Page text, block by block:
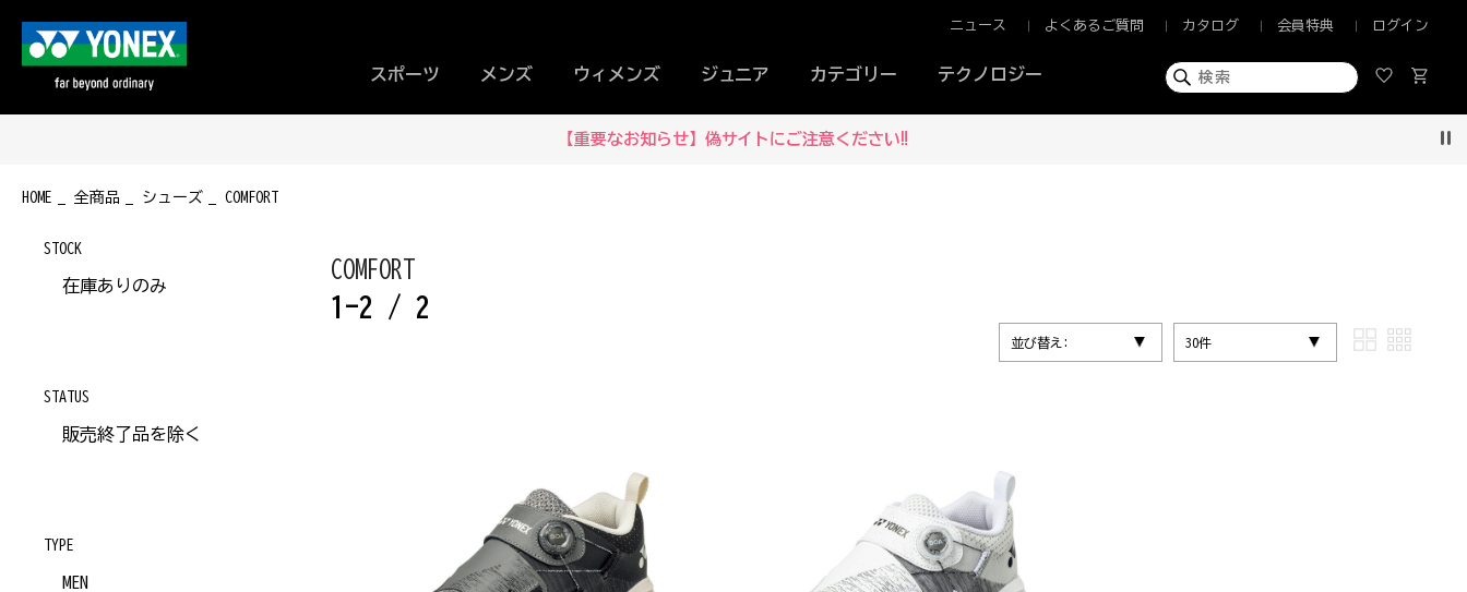
スポーツ メンズ ウィメンズ ジュニア カテゴリー テクノロジー
ニュース よくあるご質問 カタログ 会員特典 ログイン
【重要なお知らせ】偽サイトにご注意ください‼
HOME 全商品 シューズ COMFORT
COMFORT
1-2 / 2
並び替え: 30件
STOCK
在庫ありのみ
STATUS
販売終了品を除く
TYPE
MEN